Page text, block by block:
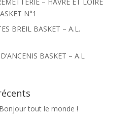
N°1
BREIL BASKET – A.L.
BASKET – A.L
Bonjour tout le monde !